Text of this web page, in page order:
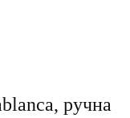
ручна